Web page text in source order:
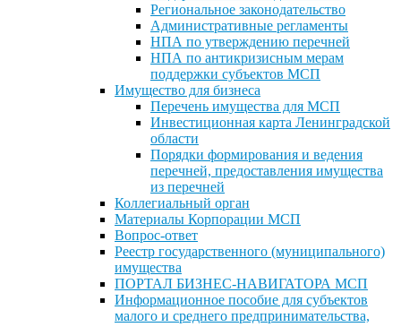
Региональное законодательство
Административные регламенты
НПА по утверждению перечней
НПА по антикризисным мерам
поддержки субъектов МСП
Имущество для бизнеса
Перечень имущества для МСП
Инвестиционная карта Ленинградской
области
Порядки формирования и ведения
перечней, предоставления имущества
из перечней
Коллегиальный орган
Материалы Корпорации МСП
Вопрос-ответ
Реестр государственного (муниципального)
имущества
ПОРТАЛ БИЗНЕС-НАВИГАТОРА МСП
Информационное пособие для субъектов
малого и среднего предпринимательства,